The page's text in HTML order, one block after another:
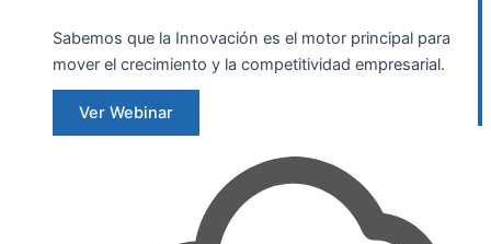
Sabemos que la Innovación es el motor principal para
mover el crecimiento y la competitividad empresarial.
Ver Webinar